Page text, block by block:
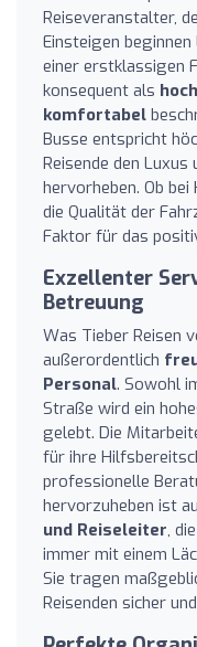
Reiseveranstalter,
Einsteigen
einer erstklassigen
konsequent als
komfortabel
Busse entspricht
Reisende den Luxus
hervorheben. Ob
die Qualität der
Faktor für das
Exzellenter
Betreuung
Was Tieber Reisen
außerordentlich
Personal. Sowohl
Straße wird ein
gelebt. Die
für ihre
professionelle
hervorzuheben ist
und Reiseleiter,
immer mit einem
Sie tragen
Reisenden sicher